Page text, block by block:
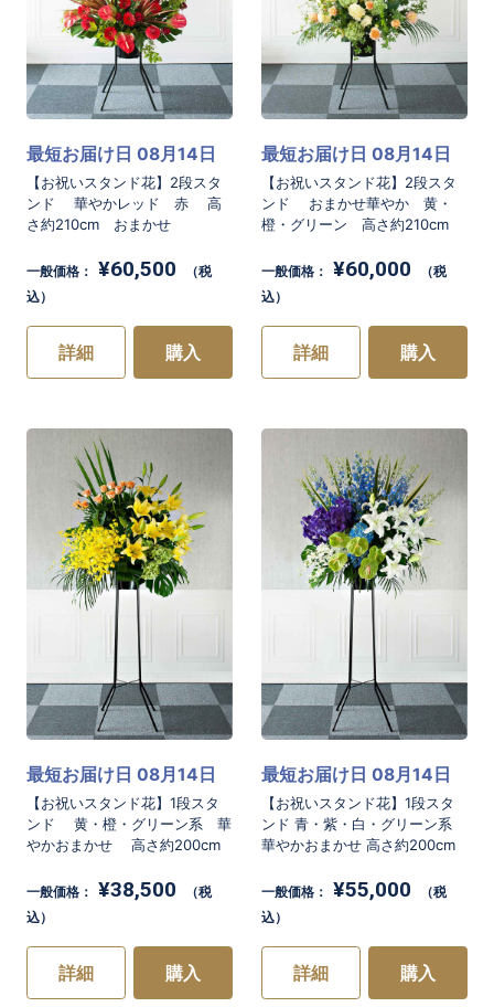
【お祝いスタンド花】2段スタ
ンド 華やかレッド 赤 高
さ約210cm おまかせ
最短お届け日 08月14日
一般価格： ¥60,500
（税
込）
詳細 購入
【お祝いスタンド花】2段スタ
ンド おまかせ華やか 黄・
橙・グリーン 高さ約210cm
最短お届け日 08月14日
一般価格： ¥60,000
（税
込）
詳細 購入
【お祝いスタンド花】1段スタ
ンド 黄・橙・グリーン系 華
やかおまかせ 高さ約200cm
最短お届け日 08月14日
一般価格： ¥38,500
（税
込）
詳細 購入
【お祝いスタンド花】1段スタ
ンド 青・紫・白・グリーン系
華やかおまかせ 高さ約200cm
最短お届け日 08月14日
一般価格： ¥55,000
（税
込）
詳細 購入